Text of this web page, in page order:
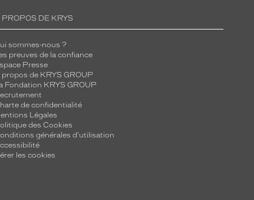
PROPOS DE KRYS
sommes-nous ?
preuves de la confiance
Presse
propos de KRYS GROUP
Fondation KRYS GROUP
de confidentialité
Légales
des Cookies
générales d'utilisation
les cookies